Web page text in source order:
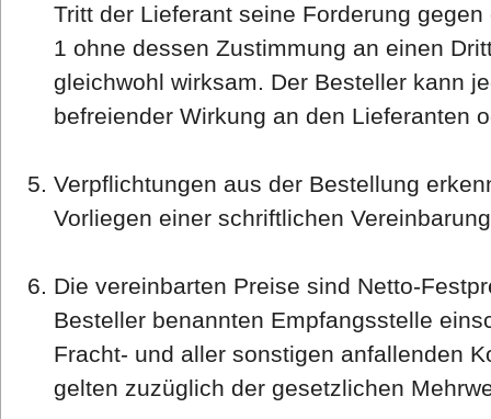
Tritt der Lieferant seine Forderung
1 ohne dessen Zustimmung an einen
gleichwohl wirksam. Der Besteller kann
befreiender Wirkung an den Lieferanten
Verpflichtungen aus der Bestellung
Vorliegen einer schriftlichen
Die vereinbarten Preise sind Netto-
Besteller benannten Empfangsstelle
Fracht- und aller sonstigen anfallenden
gelten zuzüglich der gesetzlichen